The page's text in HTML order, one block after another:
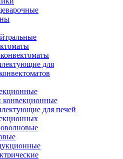
для
конвекционные
для печей